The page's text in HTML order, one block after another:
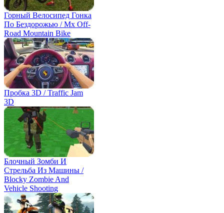
Горный Велосипед Гонка
По Бездорожью / Mx Off-
Road Mountain Bike
Пробка 3D / Traffic Jam
3D
Блочный Зомби И
Стрельба Из Машины /
Blocky Zombie And
Vehicle Shooting